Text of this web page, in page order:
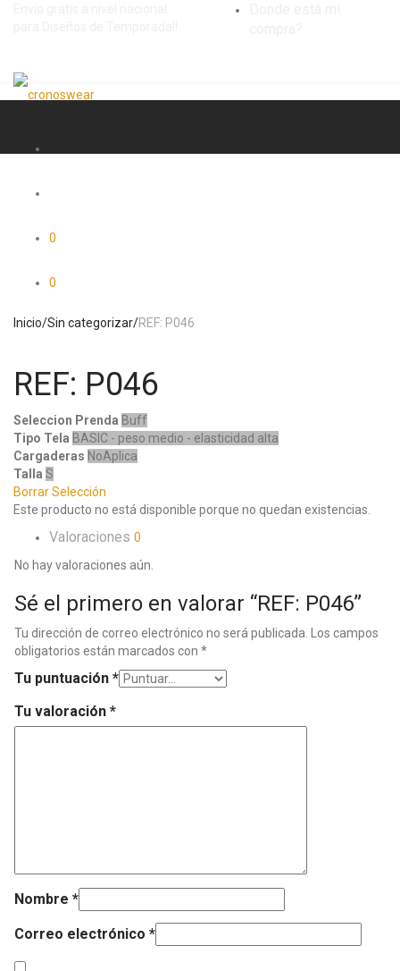
0
0
Inicio/Sin categorizar/REF: P046
REF: P046
Seleccion Prenda Buff
Tipo Tela BASIC - peso medio - elasticidad alta
Cargaderas NoAplica
Talla S
Borrar Selección
Este producto no está disponible porque no quedan existencias.
Valoraciones 0
No hay valoraciones aún.
Sé el primero en valorar “REF: P046”
Tu dirección de correo electrónico no será publicada. Los campos
obligatorios están marcados con *
Tu puntuación *
Tu valoración *
Nombre *
Correo electrónico *